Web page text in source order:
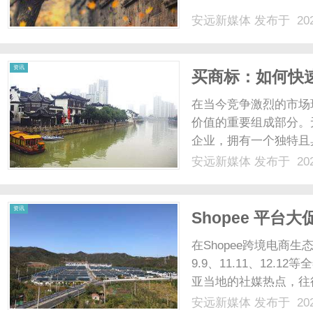
安远新媒体 发布于
资讯
买商标：如何快
在当今竞争激烈的市
价值的重要组成部分
企业，拥有一个独特
加快市场占有率。许
安远新媒体 发布于
资讯
Shopee 平台大
金流周转？
在Shopee跨境电商生
9.9、11.11、12.12等
亚当地的社媒热点，
种高爆发力虽然令人
安远新媒体 发布于